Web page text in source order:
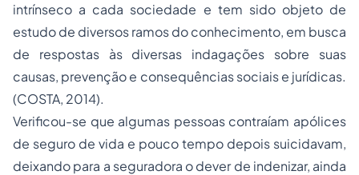
intrínseco a cada sociedade e tem sido objeto de
estudo de diversos ramos do conhecimento, em busca
de respostas às diversas indagações sobre suas
causas, prevenção e consequências sociais e jurídicas.
(COSTA, 2014).
Verificou-se que algumas pessoas contraíam apólices
de seguro de vida e pouco tempo depois suicidavam,
deixando para a seguradora o dever de indenizar, ainda